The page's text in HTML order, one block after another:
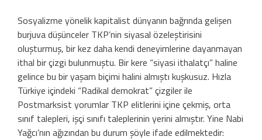
Sosyalizme yönelik kapitalist dünyanın bağrında gelişen
burjuva düşünceler TKP’nin siyasal özeleştirisini
oluşturmuş, bir kez daha kendi deneyimlerine dayanmayan
ithal bir çizgi bulunmuştu. Bir kere “siyasi ithalatçı” haline
gelince bu bir yaşam biçimi halini almıştı kuşkusuz. Hızla
Türkiye içindeki “Radikal demokrat” çizgiler ile
Postmarksist yorumlar TKP elitlerini içine çekmiş, orta
sınıf talepleri, işçi sınıfı taleplerinin yerini almıştır. Yine Nabi
Yağcı’nın ağızından bu durum şöyle ifade edilmektedir: